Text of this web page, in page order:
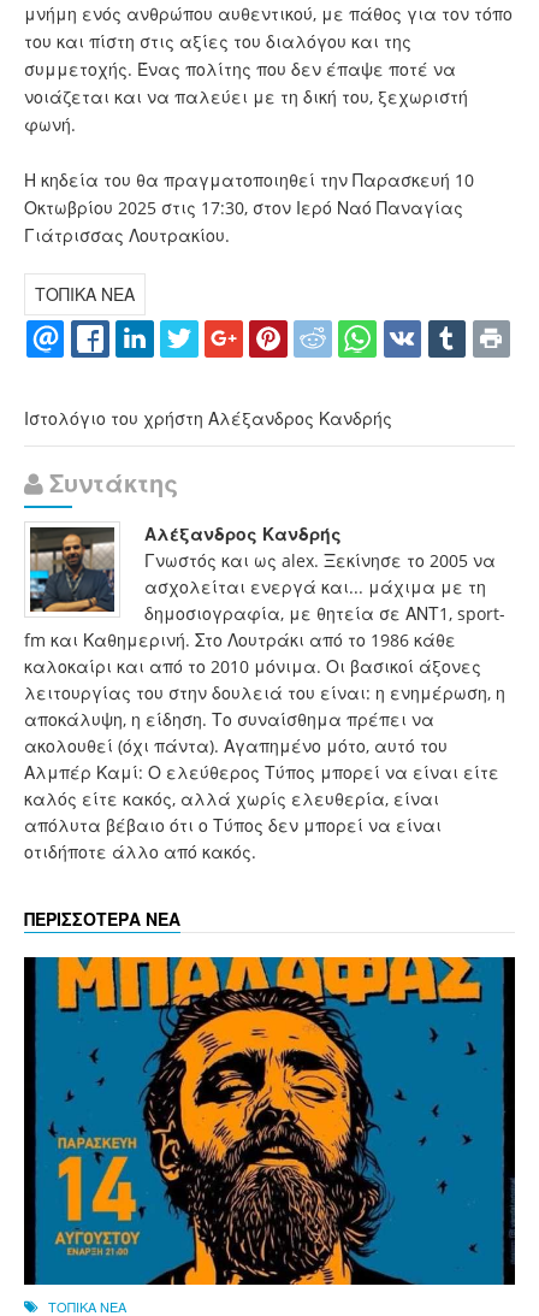
μνήμη ενός ανθρώπου αυθεντικού, με πάθος για τον τόπο
του και πίστη στις αξίες του διαλόγου και της
συμμετοχής. Ένας πολίτης που δεν έπαψε ποτέ να
νοιάζεται και να παλεύει με τη δική του, ξεχωριστή
φωνή.
Η κηδεία του θα πραγματοποιηθεί την Παρασκευή 10
Οκτωβρίου 2025 στις 17:30, στον Ιερό Ναό Παναγίας
Γιάτρισσας Λουτρακίου.
ΤΟΠΙΚΑ ΝΕΑ
Ιστολόγιο του χρήστη Αλέξανδρος Κανδρής
Συντάκτης
Αλέξανδρος Κανδρής
Γνωστός και ως alex. Ξεκίνησε το 2005 να
ασχολείται ενεργά και... μάχιμα με τη
δημοσιογραφία, με θητεία σε ΑΝΤ1, sport-
fm και Καθημερινή. Στο Λουτράκι από το 1986 κάθε
καλοκαίρι και από το 2010 μόνιμα. Οι βασικοί άξονες
λειτουργίας του στην δουλειά του είναι: η ενημέρωση, η
αποκάλυψη, η είδηση. Το συναίσθημα πρέπει να
ακολουθεί (όχι πάντα). Αγαπημένο μότο, αυτό του
Αλμπέρ Καμί: Ο ελεύθερος Τύπος μπορεί να είναι είτε
καλός είτε κακός, αλλά χωρίς ελευθερία, είναι
απόλυτα βέβαιο ότι ο Τύπος δεν μπορεί να είναι
οτιδήποτε άλλο από κακός.
ΠΕΡΙΣΣΟΤΕΡΑ ΝΕΑ
ΤΟΠΙΚΑ ΝΕΑ